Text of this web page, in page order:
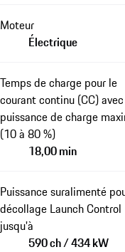
Moteur
Électrique
Temps de charge pour le
courant continu (CC)
puissance de charge
(10 à 80 %)
18,00 min
Puissance suralimenté
décollage Launch Control
jusqu'à
590 ch / 434 kW